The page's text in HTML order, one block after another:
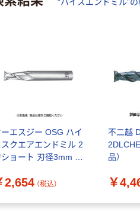
ーエスジー OSG ハイ
スクエアエンドミル 2
ョート 刃径3mm シ
3 1本 200-5727（直
2,654 （税込）
不二越
品）
￥